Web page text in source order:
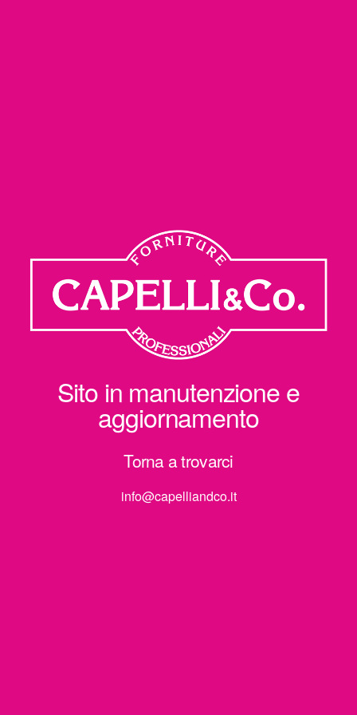
Sito in manutenzione e
aggiornamento
Torna a trovarci
info@capelliandco.it